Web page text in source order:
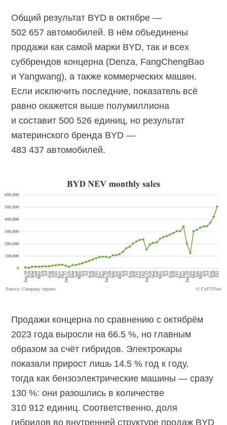
Общий результат BYD в октябре —
502 657 автомобилей. В нём объединены
продажи как самой марки BYD, так и всех
суббрендов концерна (Denza, FangChengBao
и Yangwang), а также коммерческих машин.
Если исключить последние, показатель всё
равно окажется выше полумиллиона
и составит 500 526 единиц, но результат
материнского бренда BYD —
483 437 автомобилей.
Продажи концерна по сравнению с октябрём
2023 года выросли на 66.5 %, но главным
образом за счёт гибридов. Электрокары
показали прирост лишь 14.5 % год к году,
тогда как бензоэлектрические машины — сразу
130 %: они разошлись в количестве
310 912 единиц. Соответственно, доля
гибридов во внутренней структуре продаж BYD